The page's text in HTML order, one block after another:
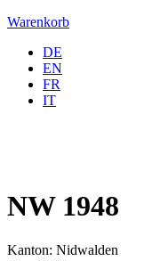
Warenkorb
DE
EN
FR
IT
NW 1948
Kanton: Nidwalden